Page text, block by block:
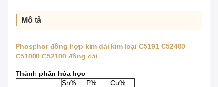
Mô tả
Phosphor đồng hợp kim dải kim loại C5191 C52400
C51000 C52100 đồng dải
Thành phần hóa học
Sn%
P%
Cu%